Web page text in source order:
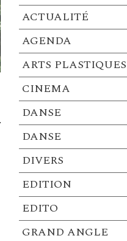
ACTUALITÉ
AGENDA
ARTS PLASTIQUES
CINEMA
DANSE
DANSE
DIVERS
EDITION
EDITO
GRAND ANGLE